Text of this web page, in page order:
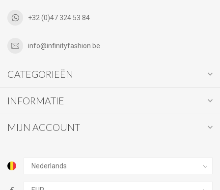
+32 (0)47 324 53 84
info@infinityfashion.be
CATEGORIEËN
INFORMATIE
MIJN ACCOUNT